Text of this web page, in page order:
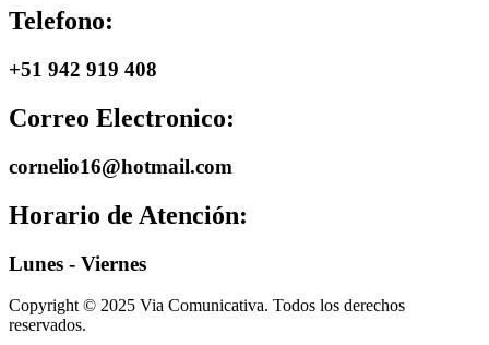
Telefono:
+51 942 919 408
Correo Electronico:
cornelio16@hotmail.com
Horario de Atención:
Lunes - Viernes
Copyright © 2025 Via Comunicativa. Todos los derechos
reservados.